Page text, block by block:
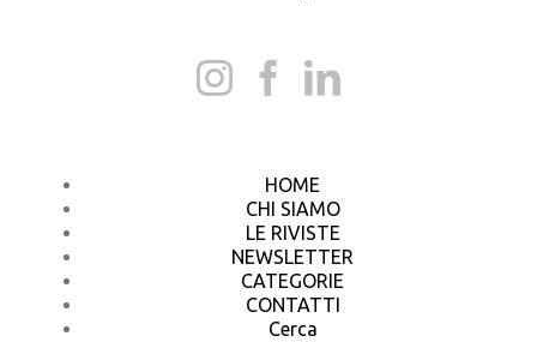
HOME
CHI SIAMO
LE RIVISTE
NEWSLETTER
CATEGORIE
CONTATTI
Cerca